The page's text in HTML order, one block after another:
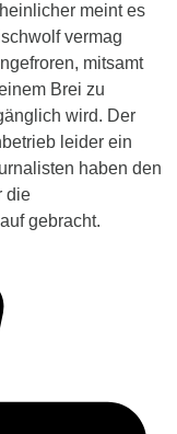
meint es
vermag
mitsamt
Brei zu
wird. Der
leider ein
haben den
die
gebracht.